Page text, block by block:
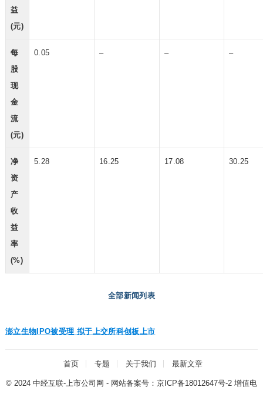
益
(元)
每
股
现
金
流
(元)
0.05 – – –
净
资
产
收
益
率
(%)
5.28 16.25 17.08 30.25
全部新闻列表
澎立生物IPO被受理 拟于上交所科创板上市
首页 专题 关于我们 最新文章
© 2024 中经互联-上市公司网 - 网站备案号： 京ICP备18012647号-2增值电